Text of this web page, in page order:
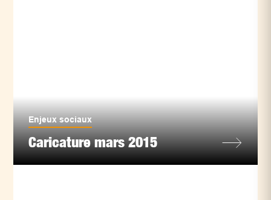
Enjeux sociaux
Caricature mars 2015